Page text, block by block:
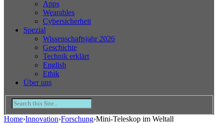
Apps
Wearables
Cybersicherheit
Spezial
Wissenschaftsjahr 2026
Geschichte
Technik erklärt
English
Ethik
Über uns
Home›Innovation›Forschung›Mini-Teleskop im Weltall